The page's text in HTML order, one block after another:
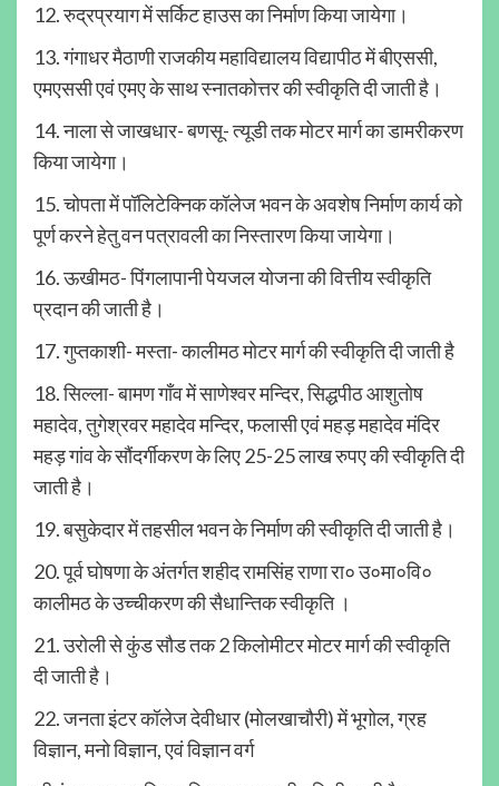
12. रुद्रप्रयाग में सर्किट हाउस का निर्माण किया जायेगा।
13. गंगाधर मैठाणी राजकीय महाविद्यालय विद्यापीठ में बीएससी,
एमएससी एवं एमए के साथ स्नातकोत्तर की स्वीकृति दी जाती है।
14. नाला से जाखधार- बणसू- त्यूडी तक मोटर मार्ग का डामरीकरण
किया जायेगा।
15. चोपता में पॉलिटेक्निक कॉलेज भवन के अवशेष निर्माण कार्य को
पूर्ण करने हेतु वन पत्रावली का निस्तारण किया जायेगा।
16. ऊखीमठ- पिंगलापानी पेयजल योजना की वित्तीय स्वीकृति
प्रदान की जाती है।
17. गुप्तकाशी- मस्ता- कालीमठ मोटर मार्ग की स्वीकृति दी जाती है
18. सिल्ला- बामण गाँव में साणेश्वर मन्दिर, सिद्धपीठ आशुतोष
महादेव, तुगेश्रवर महादेव मन्दिर, फलासी एवं महड़ महादेव मंदिर
महड़ गांव के सौंदर्गीकरण के लिए 25-25 लाख रुपए की स्वीकृति दी
जाती है।
19. बसुकेदार में तहसील भवन के निर्माण की स्वीकृति दी जाती है।
20. पूर्व घोषणा के अंतर्गत शहीद रामसिंह राणा रा० उ०मा०वि०
कालीमठ के उच्चीकरण की सैधान्तिक स्वीकृति ।
21. उरोली से कुंड सौड तक 2 किलोमीटर मोटर मार्ग की स्वीकृति
दी जाती है।
22. जनता इंटर कॉलेज देवीधार (मोलखाचौरी) में भूगोल, ग्रह
विज्ञान, मनो विज्ञान, एवं विज्ञान वर्ग